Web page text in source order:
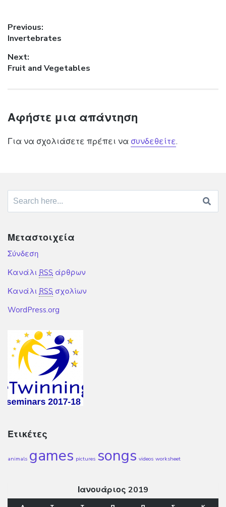
Πλοήγηση άρθρων
Previous:
Previous post:
Invertebrates
Next:
Next post:
Fruit and Vegetables
Αφήστε μια απάντηση
Για να σχολιάσετε πρέπει να συνδεθείτε.
Search for:
Μεταστοιχεία
Σύνδεση
Κανάλι RSS άρθρων
Κανάλι RSS σχολίων
WordPress.org
Ετικέτες
animals games pictures songs videos worksheet
Ιανουάριος 2019